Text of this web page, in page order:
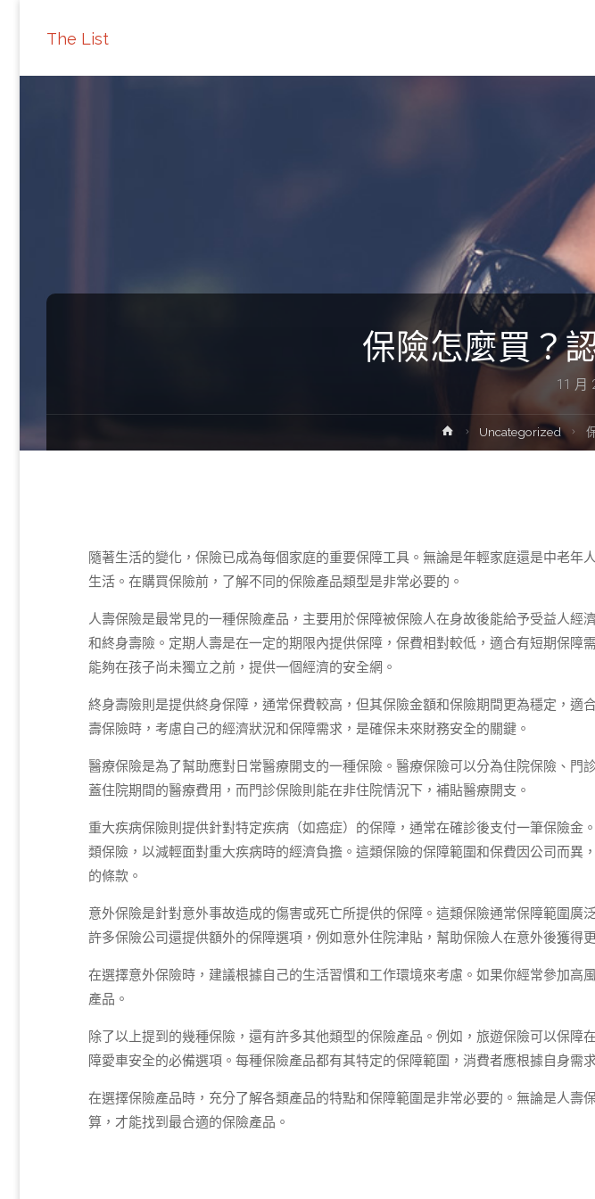
The List
保險怎麼買？
11 月
HomeUncategorized
隨著生活的變化，保險已成為每個家庭的重要保障工具。無論是年輕家庭還是中老年
生活。在購買保險前，了解不同的保險產品類型是非常必要的。
人壽保險是最常見的一種保險產品，主要用於保障被保險人在身故後能給予受益人經
和終身壽險。定期人壽是在一定的期限內提供保障，保費相對較低，適合有短期保障
能夠在孩子尚未獨立之前，提供一個經濟的安全網。
終身壽險則是提供終身保障，通常保費較高，但其保險金額和保險期間更為穩定，適
壽保險時，考慮自己的經濟狀況和保障需求，是確保未來財務安全的關鍵。
醫療保險是為了幫助應對日常醫療開支的一種保險。醫療保險可以分為住院保險、門
蓋住院期間的醫療費用，而門診保險則能在非住院情況下，補貼醫療開支。
重大疾病保險則提供針對特定疾病（如癌症）的保障，通常在確診後支付一筆保險金
類保險，以減輕面對重大疾病時的經濟負擔。這類保險的保障範圍和保費因公司而異
的條款。
意外保險是針對意外事故造成的傷害或死亡所提供的保障。這類保險通常保障範圍廣
許多保險公司還提供額外的保障選項，例如意外住院津貼，幫助保險人在意外後獲得
在選擇意外保險時，建議根據自己的生活習慣和工作環境來考慮。如果你經常參加高
產品。
除了以上提到的幾種保險，還有許多其他類型的保險產品。例如，旅遊保險可以保障
障愛車安全的必備選項。每種保險產品都有其特定的保障範圍，消費者應根據自身需
在選擇保險產品時，充分了解各類產品的特點和保障範圍是非常必要的。無論是人壽
算，才能找到最合適的保險產品。